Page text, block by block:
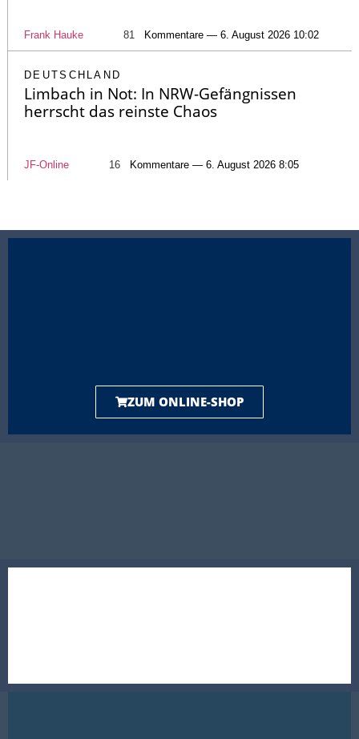
Frank Hauke 81 Kommentare — 6. August 2026 10:02
DEUTSCHLAND
Limbach in Not: In NRW-Gefängnissen
herrscht das reinste Chaos
JF-Online 16 Kommentare — 6. August 2026 8:05
ZUM ONLINE-SHOP